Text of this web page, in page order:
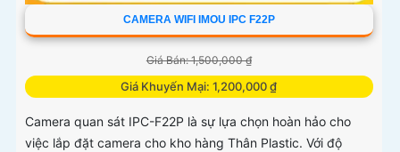
CAMERA WIFI IMOU IPC F22P
Giá Bán: 1,500,000 ₫
Giá Khuyến Mại: 1,200,000 ₫
Camera quan sát IPC-F22P là sự lựa chọn hoàn hảo cho
việc lắp đặt camera cho kho hàng Thân Plastic. Với độ